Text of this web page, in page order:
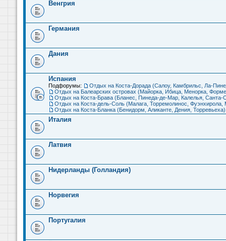
Венгрия
Германия
Дания
Испания
Подфорумы: Отдых на Коста-Дорада (Салоу, Камбрильс, Ла-
Отдых на Балеарских островах (Майорка, Ибица, Менорка,
Отдых на Коста-Брава (Бланес, Пинеда-де-Мар, Калелья, Санта-
Отдых на Коста-дель-Соль (Малага, Торремолинос, Фуэнхирола,
Отдых на Коста-Бланка (Бенидорм, Аликанте, Дения, Торревьеха)
Италия
Латвия
Нидерланды (Голландия)
Норвегия
Португалия